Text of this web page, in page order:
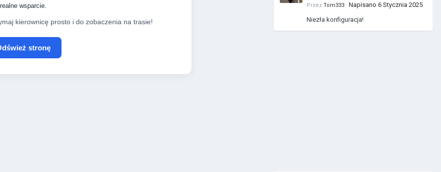
realne wsparcie.
kierownicę prosto i do zobaczenia na trasie!
stronę
Przez Tom333 · Napisano 6 Stycznia 2025
Niezła konfiguracja!